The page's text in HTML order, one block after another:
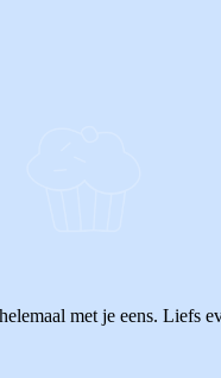
met je eens. Liefs